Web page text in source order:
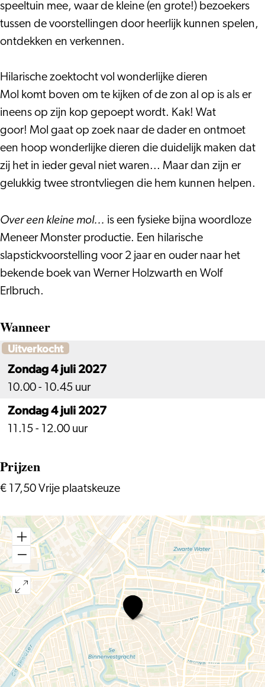
speeltuin mee, waar de kleine (en grote!) bezoekers
tussen de voorstellingen door heerlijk kunnen spelen,
ontdekken en verkennen.
Hilarische zoektocht vol wonderlijke dieren
Mol komt boven om te kijken of de zon al op is als er
ineens op zijn kop gepoept wordt. Kak! Wat
goor! Mol gaat op zoek naar de dader en ontmoet
een hoop wonderlijke dieren die duidelijk maken dat
zij het in ieder geval niet waren... Maar dan zijn er
gelukkig twee strontvliegen die hem kunnen helpen.
Over een kleine mol... is een fysieke bijna woordloze
Meneer Monster productie. Een hilarische
slapstickvoorstelling voor 2 jaar en ouder naar het
bekende boek van Werner Holzwarth en Wolf
Erlbruch.
Wanneer
Uitverkocht
Zondag 4 juli 2027
10.00 - 10.45 uur
Zondag 4 juli 2027
11.15 - 12.00 uur
Prijzen
€ 17,50 Vrije plaatskeuze
Over
een
kleine
mol
die…
(2+)
–
Prentenboekjesfestival